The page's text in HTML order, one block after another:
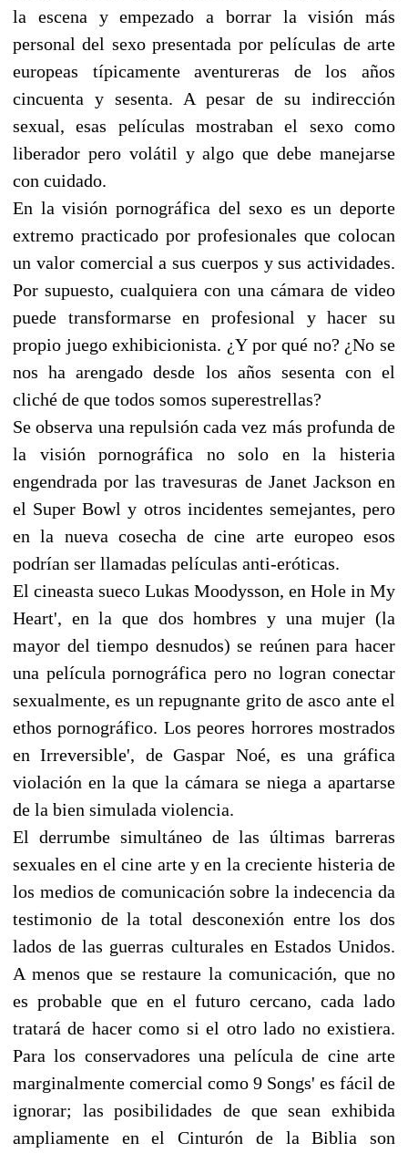
la escena y empezado a borrar la visión más
personal del sexo presentada por películas de arte
europeas típicamente aventureras de los años
cincuenta y sesenta. A pesar de su indirección
sexual, esas películas mostraban el sexo como
liberador pero volátil y algo que debe manejarse
con cuidado.
En la visión pornográfica del sexo es un deporte
extremo practicado por profesionales que colocan
un valor comercial a sus cuerpos y sus actividades.
Por supuesto, cualquiera con una cámara de video
puede transformarse en profesional y hacer su
propio juego exhibicionista. ¿Y por qué no? ¿No se
nos ha arengado desde los años sesenta con el
cliché de que todos somos superestrellas?
Se observa una repulsión cada vez más profunda de
la visión pornográfica no solo en la histeria
engendrada por las travesuras de Janet Jackson en
el Super Bowl y otros incidentes semejantes, pero
en la nueva cosecha de cine arte europeo esos
podrían ser llamadas películas anti-eróticas.
El cineasta sueco Lukas Moodysson, en Hole in My
Heart', en la que dos hombres y una mujer (la
mayor del tiempo desnudos) se reúnen para hacer
una película pornográfica pero no logran conectar
sexualmente, es un repugnante grito de asco ante el
ethos pornográfico. Los peores horrores mostrados
en Irreversible', de Gaspar Noé, es una gráfica
violación en la que la cámara se niega a apartarse
de la bien simulada violencia.
El derrumbe simultáneo de las últimas barreras
sexuales en el cine arte y en la creciente histeria de
los medios de comunicación sobre la indecencia da
testimonio de la total desconexión entre los dos
lados de las guerras culturales en Estados Unidos.
A menos que se restaure la comunicación, que no
es probable que en el futuro cercano, cada lado
tratará de hacer como si el otro lado no existiera.
Para los conservadores una película de cine arte
marginalmente comercial como 9 Songs' es fácil de
ignorar; las posibilidades de que sean exhibida
ampliamente en el Cinturón de la Biblia son